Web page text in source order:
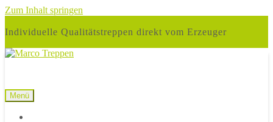
Zum Inhalt springen
Individuelle Qualitätstreppen direkt vom Erzeuger
Menü